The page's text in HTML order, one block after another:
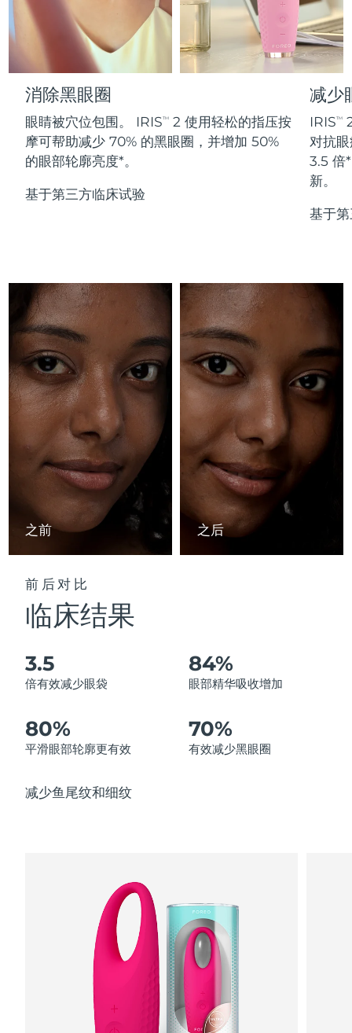
消除黑眼圈
眼睛被穴位包围。 IRISTM
2 使用轻松的指压按
摩可帮助减少 70% 的黑眼圈，并增加 50%
的眼部轮廓亮度*。
基于第三方临床试验
减少
IRISTM
对抗
3.5 倍
新。
基于
之前 之后
前后对比
临床结果
3.5
倍有效减少眼袋
84%
眼部精华吸收增加
80%
平滑眼部轮廓更有效
70%
有效减少黑眼圈
减少鱼尾纹和细纹
FAQ™产品
All anti-aging treatments
FAQ™产品
All LED treatments
FAQ™ products
All toning treatments
PEACH™ 2
IPL hair removal
PEACH™ 2 go
Travel-friendly IPL hair removal
PEACH™ Cooling Prep Gel
LUNA™ 4 body
Massaging body brush
SUPERCHARGED™ serum
Firming body serum
痘肌护理
ESPADA™ 2 plus
Recurring acne LED therapy
ESPADA™ 2
Acne treatment device
ESPADA™ Blemish Solution
ESPADA™ 设备
All acne treatment devices
眼部护理
BEAR™ 2 eyes & lips
Microcurrent line smoothing device
IRIS™ 2
Rejuvenating eye massager
眼部护理设备
All revitalizing eye massagers
毛孔护理
KIWI™ derma
Diamond microdermabrasion .
KIWI™ 皮肤护理
Advanced pore care essentials
护发
LUNA™ 4 hair
2-in-1 LED scalp massager
LUNA™ Dual-Peptide Scalp
Serum
For healthy hair
NEW
issa™ Teeth Whitening Gel
18% PAP
护肤品 男士
全部购买
FOREO APP
直布罗陀 预计送达日期 8/14/26
希腊 预计送达日期8/10/26
匈牙利 预计送达日期 8/10/26
8/11/26
8/8/26
马恩岛 预计送达日期 8/12/26
以色列 预计送达日期
意大利 预计送达日期 8/10/26
日本 预计送达日期 8/13/26
泽西岛 预计送达日期
哈萨克斯坦 预计送达日期
科威特 预计送达日期8/10/26
拉脱维亚 预计送达日期8/10/26
黎巴嫩
立陶宛
卢森堡 预计送达日期
马来西亚 预计送达日期
预计送达日期
预计送达日期